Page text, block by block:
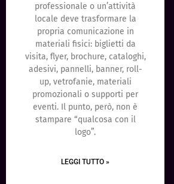
professionale o un’attività
locale deve trasformare la
propria comunicazione in
materiali fisici: biglietti da
visita, flyer, brochure, cataloghi,
adesivi, pannelli, banner, roll-
up, vetrofanie, materiali
promozionali o supporti per
eventi. Il punto, però, non è
stampare “qualcosa con il
logo”.
LEGGI TUTTO »